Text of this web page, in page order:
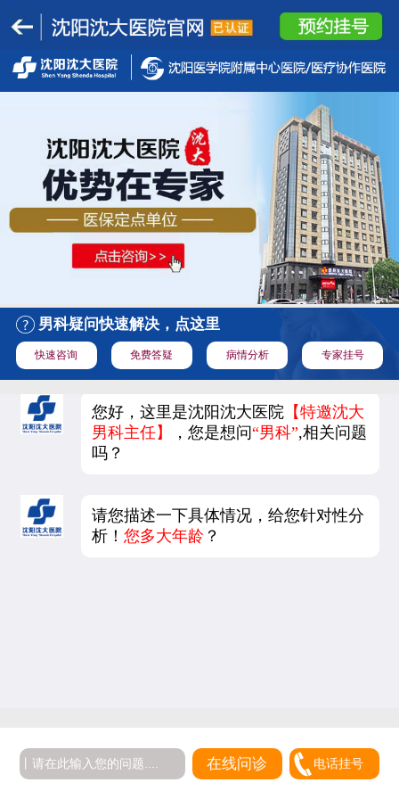
男科疑问快速解决，点这里
快速咨询 免费答疑 病情分析 专家挂号
您好，这里是沈阳沈大医院 【特邀沈大
男科主任】
，您是想问“男科”,相关问题
吗？
请您描述一下具体情况，给您针对性分
析！您多大年龄 ？
在线问诊 电话挂号